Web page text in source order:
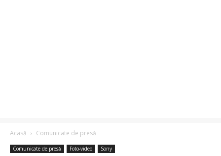
Acasă Comunicate de presă
Comunicate de presă Foto-video Sony